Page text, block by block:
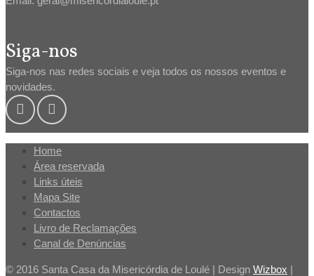
Siga-nos
Siga-nos nas redes sociais e veja todos os nossos eventos e
novidades.
Home
Área reservada
Links úteis
Mapa Site
Contactos
Livro de Reclamações
Canal de Denúncias
© 2016 Santa Casa da Misericórdia de Loulé | Design Wizbox |